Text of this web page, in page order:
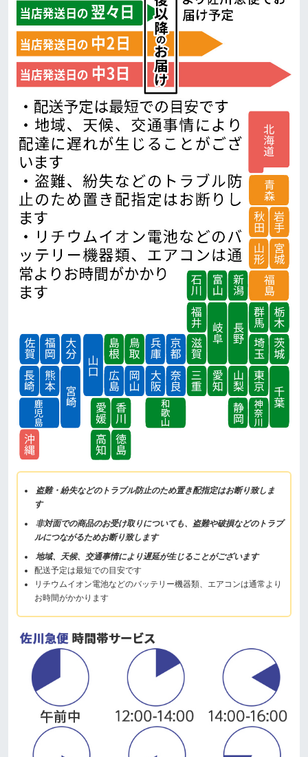
盗難・紛失などのトラブル防止のため置き配指定はお断り致しま
す
非対面での商品のお受け取りについても、盗難や破損などのトラブ
ルにつながるためお断り致します
地域、天候、交通事情により遅延が生じることがございます
配送予定は最短での目安です
リチウムイオン電池などのバッテリー機器類、エアコンは通常より
お時間がかかります